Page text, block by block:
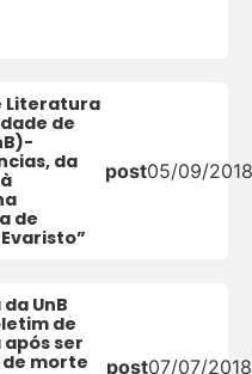
Literatura
de
da
de
post05/09/
UnB
de
ser
morte
post07/07/2018